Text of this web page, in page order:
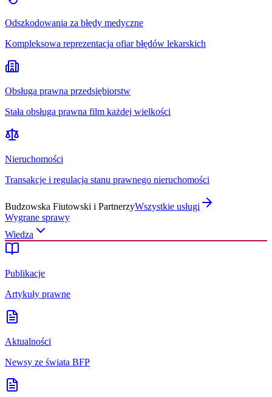
Odszkodowania za błędy medyczne
Kompleksowa reprezentacja ofiar błędów lekarskich
Obsługa prawna przedsiębiorstw
Stała obsługa prawna film każdej wielkości
Nieruchomości
Transakcje i regulacja stanu prawnego nieruchomości
Budzowska Fiutowski i PartnerzyWszystkie usługi
Wygrane sprawy
Wiedza
Publikacje
Artykuły prawne
Aktualności
Newsy ze świata BFP